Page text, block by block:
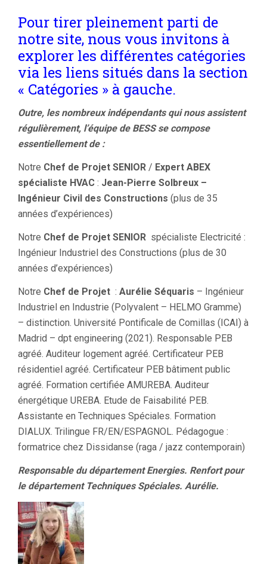
Pour tirer pleinement parti de
notre site, nous vous invitons à
explorer les différentes catégories
via les liens situés dans la section
« Catégories » à gauche.
Outre, les nombreux indépendants qui nous assistent
régulièrement, l’équipe de BESS se compose
essentiellement de :
Notre Chef de Projet SENIOR / Expert ABEX
spécialiste HVAC : Jean-Pierre Solbreux –
Ingénieur Civil des Constructions (plus de 35
années d’expériences)
Notre Chef de Projet SENIOR spécialiste Electricité :
Ingénieur Industriel des Constructions (plus de 30
années d’expériences)
Notre Chef de Projet : Aurélie Séquaris – Ingénieur
Industriel en Industrie (Polyvalent – HELMO Gramme)
– distinction. Université Pontificale de Comillas (ICAI) à
Madrid – dpt engineering (2021). Responsable PEB
agréé. Auditeur logement agréé. Certificateur PEB
résidentiel agréé. Certificateur PEB bâtiment public
agréé. Formation certifiée AMUREBA. Auditeur
énergétique UREBA. Etude de Faisabilité PEB.
Assistante en Techniques Spéciales. Formation
DIALUX. Trilingue FR/EN/ESPAGNOL. Pédagogue :
formatrice chez Dissidanse (raga / jazz contemporain)
Responsable du département Energies. Renfort pour
le département Techniques Spéciales. Aurélie.